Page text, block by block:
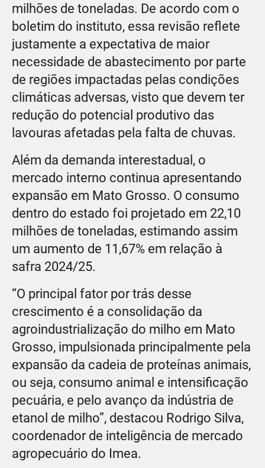
milhões de toneladas. De acordo com o
boletim do instituto, essa revisão reflete
justamente a expectativa de maior
necessidade de abastecimento por parte
de regiões impactadas pelas condições
climáticas adversas, visto que devem ter
redução do potencial produtivo das
lavouras afetadas pela falta de chuvas.
Além da demanda interestadual, o
mercado interno continua apresentando
expansão em Mato Grosso. O consumo
dentro do estado foi projetado em 22,10
milhões de toneladas, estimando assim
um aumento de 11,67% em relação à
safra 2024/25.
“O principal fator por trás desse
crescimento é a consolidação da
agroindustrialização do milho em Mato
Grosso, impulsionada principalmente pela
expansão da cadeia de proteínas animais,
ou seja, consumo animal e intensificação
pecuária, e pelo avanço da indústria de
etanol de milho”, destacou Rodrigo Silva,
coordenador de inteligência de mercado
agropecuário do Imea.